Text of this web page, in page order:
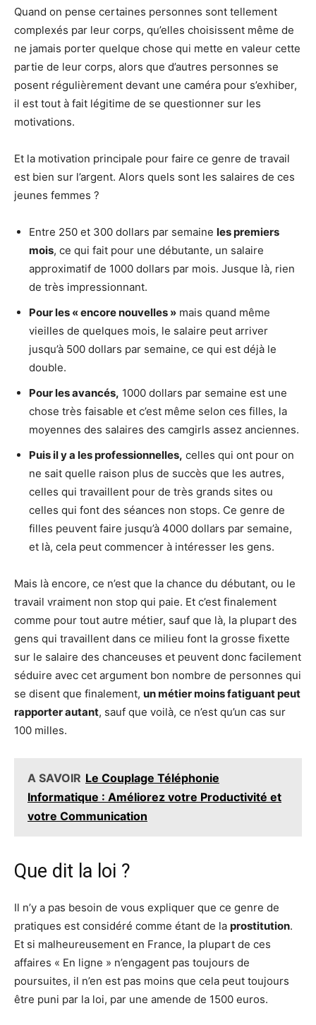
Quand on pense certaines personnes sont tellement
complexés par leur corps, qu’elles choisissent même de
ne jamais porter quelque chose qui mette en valeur cette
partie de leur corps, alors que d’autres personnes se
posent régulièrement devant une caméra pour s’exhiber,
il est tout à fait légitime de se questionner sur les
motivations.
Et la motivation principale pour faire ce genre de travail
est bien sur l’argent. Alors quels sont les salaires de ces
jeunes femmes ?
Entre 250 et 300 dollars par semaine les premiers
mois, ce qui fait pour une débutante, un salaire
approximatif de 1000 dollars par mois. Jusque là, rien
de très impressionnant.
Pour les « encore nouvelles » mais quand même
vieilles de quelques mois, le salaire peut arriver
jusqu’à 500 dollars par semaine, ce qui est déjà le
double.
Pour les avancés, 1000 dollars par semaine est une
chose très faisable et c’est même selon ces filles, la
moyennes des salaires des camgirls assez anciennes.
Puis il y a les professionnelles, celles qui ont pour on
ne sait quelle raison plus de succès que les autres,
celles qui travaillent pour de très grands sites ou
celles qui font des séances non stops. Ce genre de
filles peuvent faire jusqu’à 4000 dollars par semaine,
et là, cela peut commencer à intéresser les gens.
Mais là encore, ce n’est que la chance du débutant, ou le
travail vraiment non stop qui paie. Et c’est finalement
comme pour tout autre métier, sauf que là, la plupart des
gens qui travaillent dans ce milieu font la grosse fixette
sur le salaire des chanceuses et peuvent donc facilement
séduire avec cet argument bon nombre de personnes qui
se disent que finalement, un métier moins fatiguant peut
rapporter autant, sauf que voilà, ce n’est qu’un cas sur
100 milles.
A SAVOIR Le Couplage Téléphonie
Informatique : Améliorez votre Productivité et
votre Communication
Que dit la loi ?
Il n’y a pas besoin de vous expliquer que ce genre de
pratiques est considéré comme étant de la prostitution.
Et si malheureusement en France, la plupart de ces
affaires « En ligne » n’engagent pas toujours de
poursuites, il n’en est pas moins que cela peut toujours
être puni par la loi, par une amende de 1500 euros.